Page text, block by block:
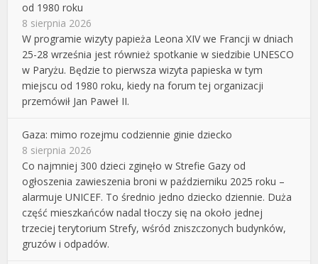
od 1980 roku
8 sierpnia 2026
W programie wizyty papieża Leona XIV we Francji w dniach
25-28 września jest również spotkanie w siedzibie UNESCO
w Paryżu. Będzie to pierwsza wizyta papieska w tym
miejscu od 1980 roku, kiedy na forum tej organizacji
przemówił Jan Paweł II.
Gaza: mimo rozejmu codziennie ginie dziecko
8 sierpnia 2026
Co najmniej 300 dzieci zginęło w Strefie Gazy od
ogłoszenia zawieszenia broni w październiku 2025 roku –
alarmuje UNICEF. To średnio jedno dziecko dziennie. Duża
część mieszkańców nadal tłoczy się na około jednej
trzeciej terytorium Strefy, wśród zniszczonych budynków,
gruzów i odpadów.